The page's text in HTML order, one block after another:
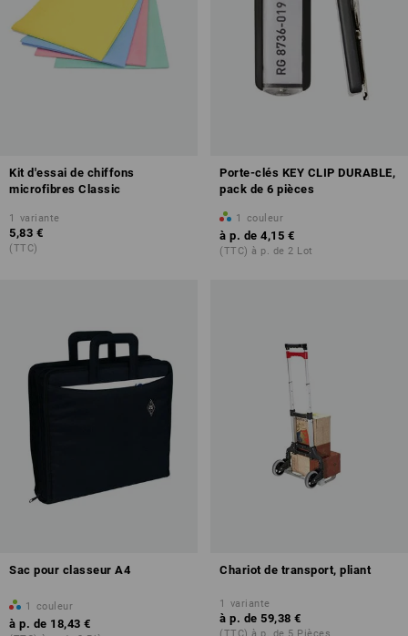
Kit d'essai de chiffons
microfibres Classic
1 variante
5,83 €
(TTC)
Porte-clés KEY CLIP DURABLE,
pack de 6 pièces
1 couleur
à p. de 4,15 €
(TTC) à p. de 2 Lot
Sac pour classeur A4
1 couleur
à p. de 18,43 €
Chariot de transport, pliant
1 variante
à p. de 59,38 €